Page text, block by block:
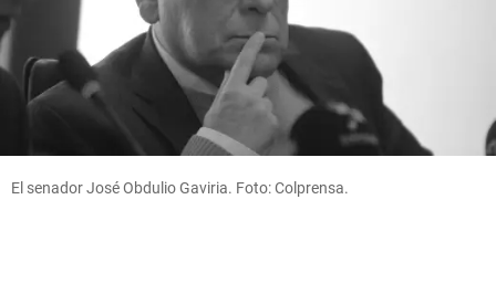
El senador José Obdulio Gaviria. Foto: Colprensa.